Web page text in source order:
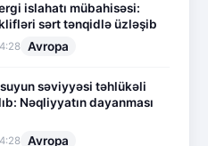
islahatı mübahisəsi:
sərt tənqidlə üzləşib
Avropa
suyun səviyyəsi təhlükəli
Nəqliyyatın dayanması
Avropa